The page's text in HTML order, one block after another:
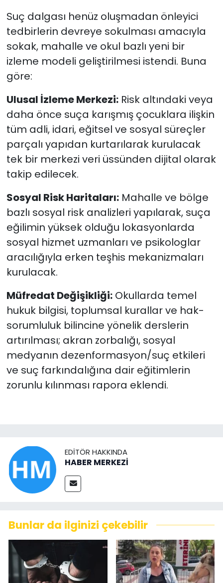
Suç dalgası henüz oluşmadan önleyici
tedbirlerin devreye sokulması amacıyla
sokak, mahalle ve okul bazlı yeni bir
izleme modeli geliştirilmesi istendi. Buna
göre:
Ulusal İzleme Merkezi:Risk altındaki veya
daha önce suça karışmış çocuklara ilişkin
tüm adli, idari, eğitsel ve sosyal süreçler
parçalı yapıdan kurtarılarak kurulacak
tek bir merkezi veri üssünden dijital olarak
takip edilecek.
Sosyal Risk Haritaları:Mahalle ve bölge
bazlı sosyal risk analizleri yapılarak, suça
eğilimin yüksek olduğu lokasyonlarda
sosyal hizmet uzmanları ve psikologlar
aracılığıyla erken teşhis mekanizmaları
kurulacak.
Müfredat Değişikliği:Okullarda temel
hukuk bilgisi, toplumsal kurallar ve hak-
sorumluluk bilincine yönelik derslerin
artırılması; akran zorbalığı, sosyal
medyanın dezenformasyon/suç etkileri
ve suç farkındalığına dair eğitimlerin
zorunlu kılınması rapora eklendi.
EDITÖR HAKKINDA
HABER MERKEZİ
Bunlar da ilginizi çekebilir